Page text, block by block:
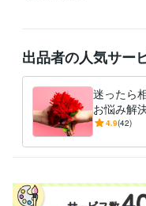
資格・検定
管理栄養士 取得年 : 2015
食品衛生管理者
得意分野
住まい・美容・生活相談
出品者の人気サー
迷ったら
お悩み解
の安心サ
4.9(42)